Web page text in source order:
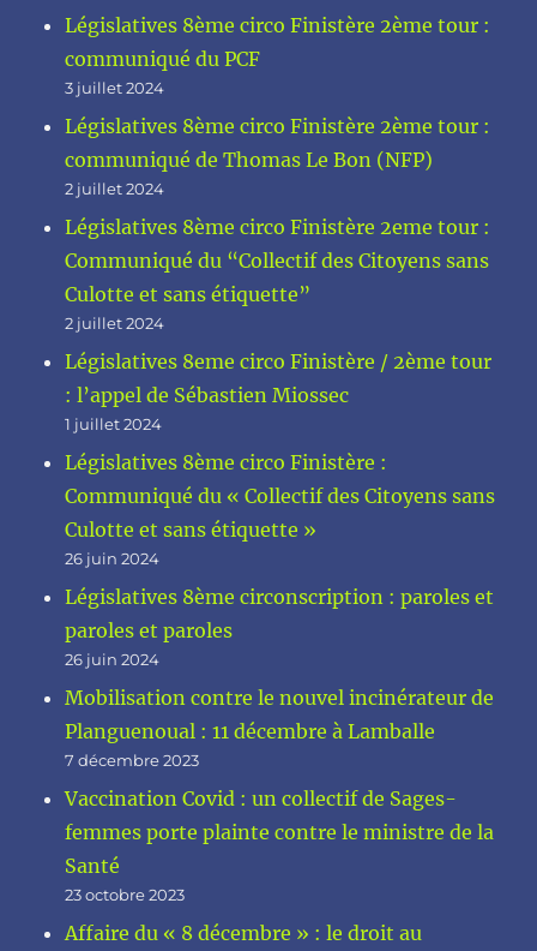
Législatives 8ème circo Finistère 2ème tour :
communiqué du PCF
3 juillet 2024
Législatives 8ème circo Finistère 2ème tour :
communiqué de Thomas Le Bon (NFP)
2 juillet 2024
Législatives 8ème circo Finistère 2eme tour :
Communiqué du “Collectif des Citoyens sans
Culotte et sans étiquette”
2 juillet 2024
Législatives 8eme circo Finistère / 2ème tour
: l’appel de Sébastien Miossec
1 juillet 2024
Législatives 8ème circo Finistère :
Communiqué du « Collectif des Citoyens sans
Culotte et sans étiquette »
26 juin 2024
Législatives 8ème circonscription : paroles et
paroles et paroles
26 juin 2024
Mobilisation contre le nouvel incinérateur de
Planguenoual : 11 décembre à Lamballe
7 décembre 2023
Vaccination Covid : un collectif de Sages-
femmes porte plainte contre le ministre de la
Santé
23 octobre 2023
Affaire du « 8 décembre » : le droit au